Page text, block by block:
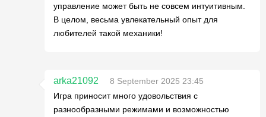
управление может быть не совсем интуитивным.
В целом, весьма увлекательный опыт для
любителей такой механики!
arka21092
8 September 2025 23:45
Игра приносит много удовольствия с
разнообразными режимами и возможностью